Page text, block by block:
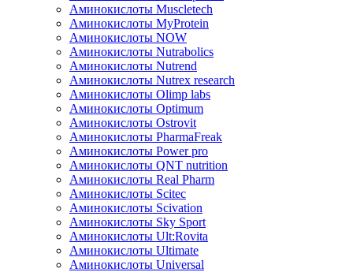
Аминокислоты Muscletech
Аминокислоты MyProtein
Аминокислоты NOW
Аминокислоты Nutrabolics
Аминокислоты Nutrend
Аминокислоты Nutrex research
Аминокислоты Olimp labs
Аминокислоты Optimum
Аминокислоты Ostrovit
Аминокислоты PharmaFreak
Аминокислоты Power pro
Аминокислоты QNT nutrition
Аминокислоты Real Pharm
Аминокислоты Scitec
Аминокислоты Scivation
Аминокислоты Sky Sport
Аминокислоты Ult:Rovita
Аминокислоты Ultimate
Аминокислоты Universal